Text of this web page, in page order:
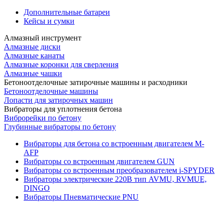
Дополнительные батареи
Кейсы и сумки
Алмазный инструмент
Алмазные диски
Алмазные канаты
Алмазные коронки для сверления
Алмазные чашки
Бетоноотделочные затирочные машины и расходники
Бетоноотделочные машины
Лопасти для затирочных машин
Вибраторы для уплотнения бетона
Виброрейки по бетону
Глубинные вибраторы по бетону
Вибраторы для бетона со встроенным двигателем M-
AFP
Вибраторы со встроенным двигателем GUN
Вибраторы со встроенным преобразователем i-SPYDER
Вибраторы электрические 220B тип AVMU, RVMUE,
DINGO
Вибраторы Пневматические PNU